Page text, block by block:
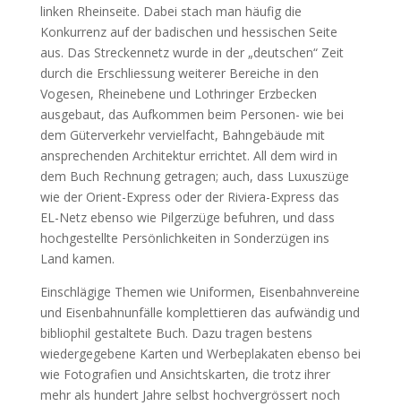
linken Rheinseite. Dabei stach man häufig die
Konkurrenz auf der badischen und hessischen Seite
aus. Das Streckennetz wurde in der „deutschen“ Zeit
durch die Erschliessung weiterer Bereiche in den
Vogesen, Rheinebene und Lothringer Erzbecken
ausgebaut, das Aufkommen beim Personen- wie bei
dem Güterverkehr vervielfacht, Bahngebäude mit
ansprechenden Architektur errichtet. All dem wird in
dem Buch Rechnung getragen; auch, dass Luxuszüge
wie der Orient-Express oder der Riviera-Express das
EL-Netz ebenso wie Pilgerzüge befuhren, und dass
hochgestellte Persönlichkeiten in Sonderzügen ins
Land kamen.
Einschlägige Themen wie Uniformen, Eisenbahnvereine
und Eisenbahnunfälle komplettieren das aufwändig und
bibliophil gestaltete Buch. Dazu tragen bestens
wiedergegebene Karten und Werbeplakaten ebenso bei
wie Fotografien und Ansichtskarten, die trotz ihrer
mehr als hundert Jahre selbst hochvergrössert noch